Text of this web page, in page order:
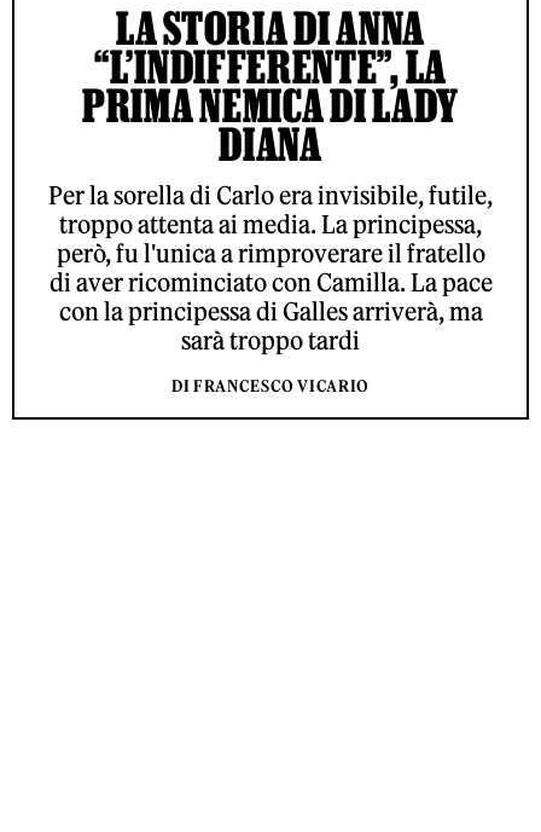
LA STORIA DI ANNA
“L’INDIFFERENTE”, LA
PRIMA NEMICA DI LADY
DIANA
Per la sorella di Carlo era invisibile, futile,
troppo attenta ai media. La principessa,
però, fu l'unica a rimproverare il fratello
di aver ricominciato con Camilla. La pace
con la principessa di Galles arriverà, ma
sarà troppo tardi
DI FRANCESCO VICARIO